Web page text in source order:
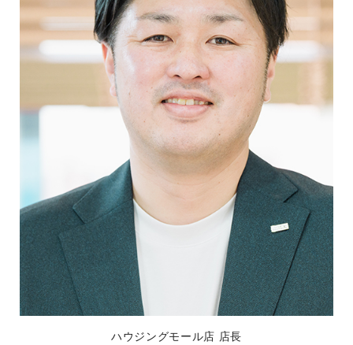
ハウジングモール店 店長